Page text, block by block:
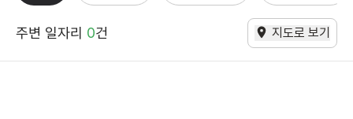
주변 일자리 0건 지도로 보기